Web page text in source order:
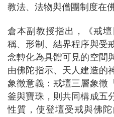
教法、法物與僧團制度在
倉本副教授指出，《戒
稱、形制、結界程序與受
念轉化為具體可見的空間
由佛陀指示、天人建造的
象徵意義：戒壇三層象徵
釜與寶珠，則共同構成五
性質，使登壇受戒與佛